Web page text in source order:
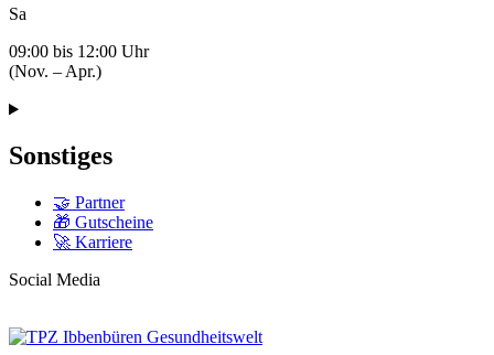
Sa
09:00 bis 12:00 Uhr
(Nov. – Apr.)
Sonstiges
🤝 Partner
🎁 Gutscheine
🚀 Karriere
Social Media